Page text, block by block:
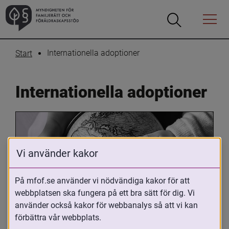
Öppna
Öppna
Menyn
Start Internationella adoptioner
Internationella adoptioner
Oavsett om du är adopterad,
adoptivförälder eller arbetar med
Vi använder kakor
På mfof.se använder vi nödvändiga kakor för att
webbplatsen ska fungera på ett bra sätt för dig. Vi
använder också kakor för webbanalys så att vi kan
förbättra vår webbplats.